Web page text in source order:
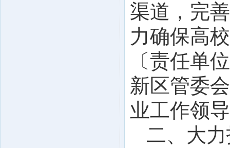
渠道，完
力确保高
〔责任单
新区管委
业工作领
二、大